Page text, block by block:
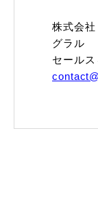
株式会社
グラル
セール